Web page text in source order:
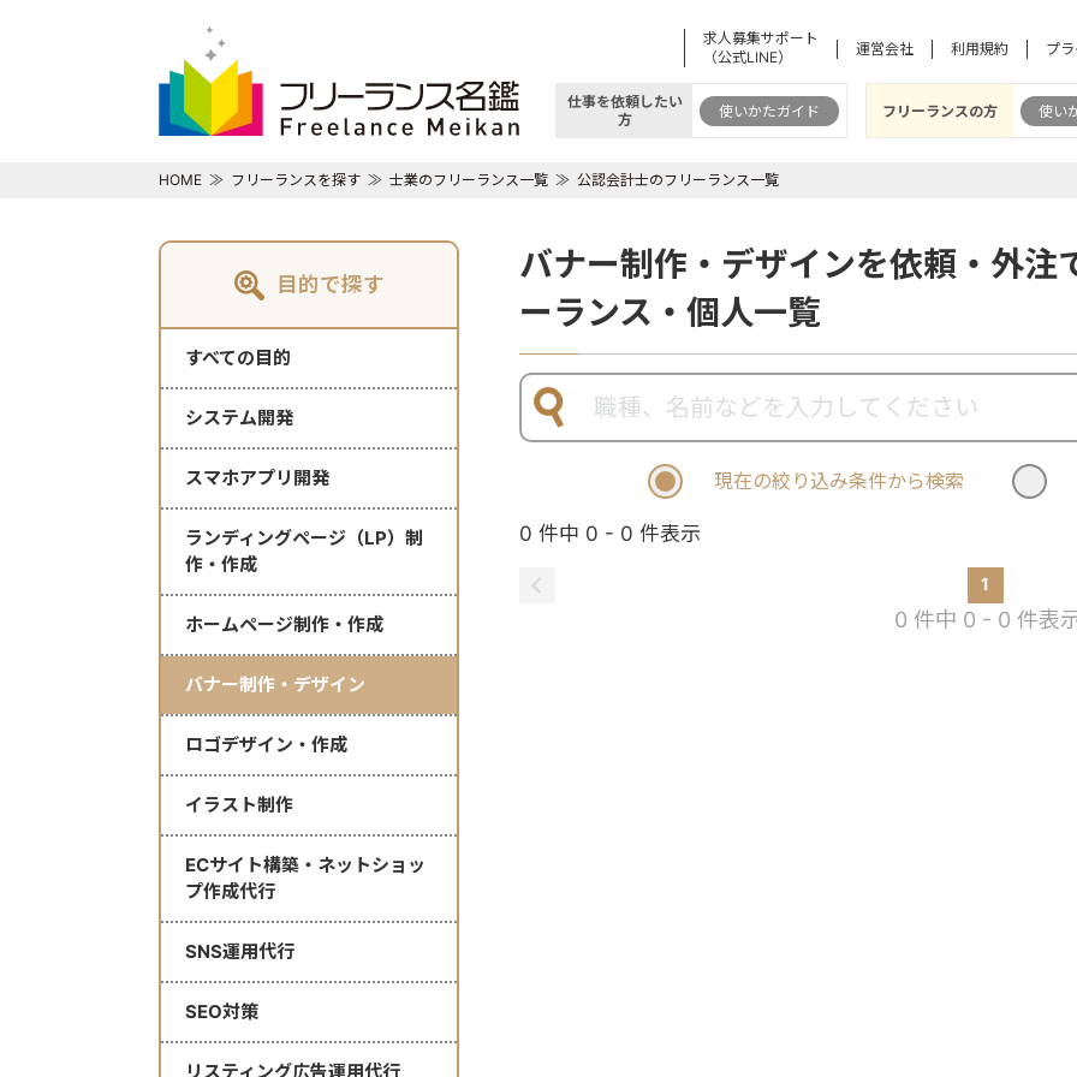
求人募集サポート
（公式LINE）
運営会社 利用規約 プ
仕事を依頼したい
方
使いかたガイド フリーランスの方 使い
HOME フリーランスを探す 士業のフリーランス一覧 公認会計士のフリーランス一覧
目的で探す
すべての目的
システム開発
スマホアプリ開発
ランディングページ（LP）制
作・作成
ホームページ制作・作成
バナー制作・デザイン
ロゴデザイン・作成
イラスト制作
ECサイト構築・ネットショッ
プ作成代行
SNS運用代行
SEO対策
リスティング広告運用代行
バナー制作・デザインを依頼・外注
ーランス・個人一覧
現在の絞り込み条件から検索
0 件中 0 - 0 件表示
1
0 件中 0 - 0 件表